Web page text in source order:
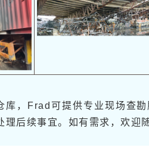
库，Frad可提供专业现场查
后续事宜。如有需求，欢迎